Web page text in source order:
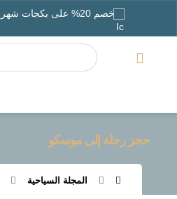
خصم 20% على بكجات شهر العسل
حجز رحلة إلى موسكو
المجلة السياحية